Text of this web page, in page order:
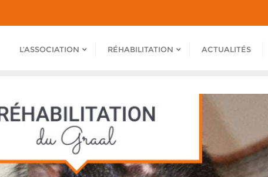
L’ASSOCIATION RÉHABILITATION ACTUALITÉS